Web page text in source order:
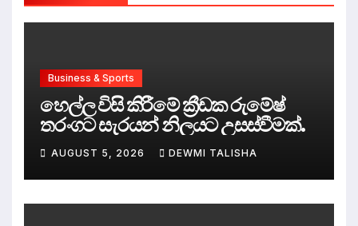
Business & Sports
හෙල්ල විසි කිරීමේ ක්‍රීඩක රුමේෂ්
තරංගට සැරයන් නිලයට උසස්වීමක්.
AUGUST 5, 2026 DEWMI TALISHA